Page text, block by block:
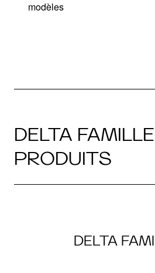
modèles
DELTA FAMILLE
PRODUITS
DELTA